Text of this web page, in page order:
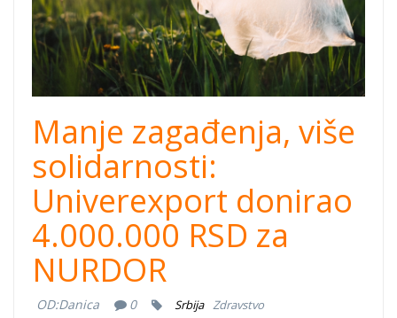
Manje zagađenja, više
solidarnosti:
Univerexport donirao
4.000.000 RSD za
NURDOR
OD:Danica 0 Srbija Zdravstvo